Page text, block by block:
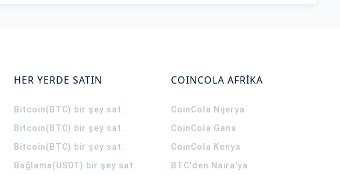
HER YERDE SATIN
Bitcoin(BTC) bir şey sat.
Bitcoin(BTC) bir şey sat.
Bitcoin(BTC) bir şey sat.
Bağlama(USDT) bir şey sat.
COINCOLA AFRİKA
CoinCola Nijerya
CoinCola Gana
CoinCola Kenya
BTC'den Naira'ya